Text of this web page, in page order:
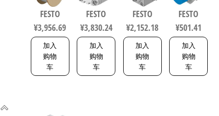
8573-1:2010
558275
FESTO
¥3,956.69
加入
购物
车
60mm 缸径
80mm
156833
FESTO
¥3,830.24
加入
购物
车
规格1.2
535615
FESTO
¥2,152.18
加入
购物
车
60947-5-2
150443
FESTO
¥501.41
加入
购物
车